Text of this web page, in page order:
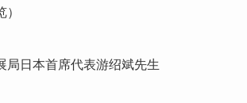
局日本首席代表游绍斌先生